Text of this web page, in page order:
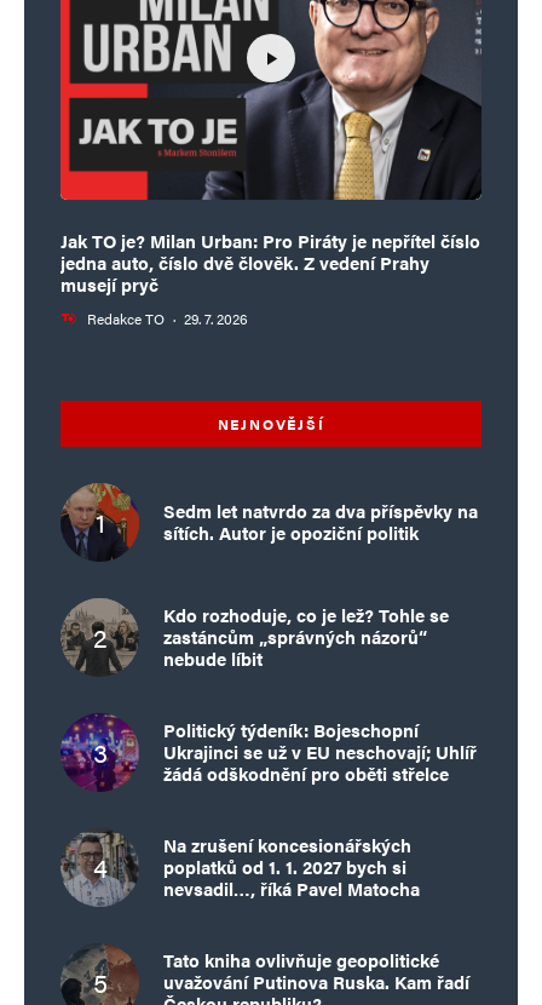
Jak TO je? Milan Urban: Pro Piráty je nepřítel číslo
jedna auto, číslo dvě člověk. Z vedení Prahy
musejí pryč
Redakce TO · 29. 7. 2026
NEJNOVĚJŠÍ
Sedm let natvrdo za dva příspěvky na
sítích. Autor je opoziční politik
Kdo rozhoduje, co je lež? Tohle se
zastáncům „správných názorů“
nebude líbit
Politický týdeník: Bojeschopní
Ukrajinci se už v EU neschovají; Uhlíř
žádá odškodnění pro oběti střelce
Na zrušení koncesionářských
poplatků od 1. 1. 2027 bych si
nevsadil…, říká Pavel Matocha
Tato kniha ovlivňuje geopolitické
uvažování Putinova Ruska. Kam řadí